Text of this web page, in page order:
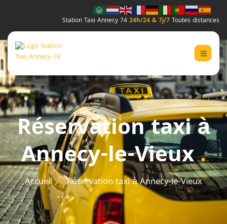
Station Taxi Annecy 7424h/24 & 7j/7Toutes distances
Réservation taxi à
Annecy-le-Vieux.
Accueil Réservation taxi à Annecy-le-Vieux